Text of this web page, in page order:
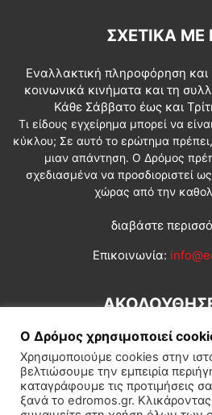
ΣΧΕΤΙΚΆ ΜΕ
Εναλλακτική πληροφόρηση και
κοινωνικά κινήματα και τη
Κάθε Σάββατο έως και
Τι είδους εγχείρημα μπορεί να
κύκλου; Σε αυτό το ερώτημα
μιαν απάντηση. Ο Δρόμος
σχεδιασμένα να προσδιοριστεί
χώρας από την
διαβάστε
Επικοινωνία:
Ο Δρόμος χρησιμοποιεί
Χρησιμοποιούμε cookies στην
βελτιώσουμε την εμπειρία
καταγράφουμε τις προτιμήσεις
ξανά το edromos.gr.